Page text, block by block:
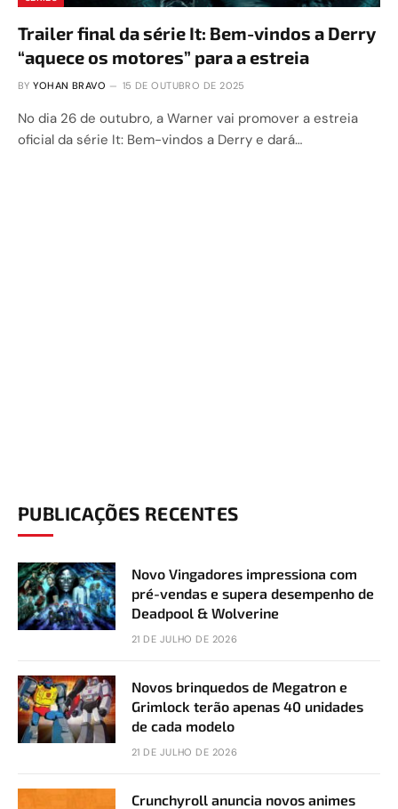
Trailer final da série It: Bem-vindos a Derry
“aquece os motores” para a estreia
BY YOHAN BRAVO 15 DE OUTUBRO DE 2025
No dia 26 de outubro, a Warner vai promover a estreia
oficial da série It: Bem-vindos a Derry e dará…
PUBLICAÇÕES RECENTES
Novo Vingadores impressiona com
pré-vendas e supera desempenho de
Deadpool & Wolverine
21 DE JULHO DE 2026
Novos brinquedos de Megatron e
Grimlock terão apenas 40 unidades
de cada modelo
21 DE JULHO DE 2026
Crunchyroll anuncia novos animes